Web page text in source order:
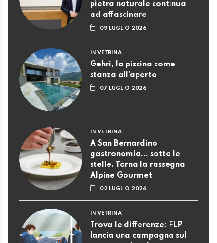
pietra naturale continua
ad affascinare
09 LUGLIO 2026
IN VETRINA
Gehri, la piscina come
stanza all’aperto
07 LUGLIO 2026
IN VETRINA
A San Bernardino
gastronomia... sotto le
stelle. Torna la rassegna
Alpine Gourmet
02 LUGLIO 2026
IN VETRINA
Trova le differenze: FLP
lancia una campagna sul